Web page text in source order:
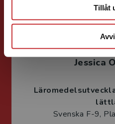
Tillåt
Jessica
Svenska F-9,